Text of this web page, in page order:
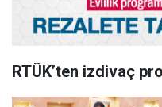
RTÜK’ten izdivaç